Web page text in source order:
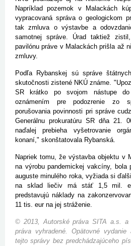
Napríklad pozemok v Malackách
vypracovaná správa o geologickom
tak zmluva o výstavbe a
samotnej správe. Úrad taktiež
pavilónu práve v Malackách prišla až
zmluvy.
Podľa Rybanskej sú správe
skutočnosti zistené NKÚ známe.
SR krátko po svojom nástupe
oznámením pre podozrenie zo
porušovania povinnosti pri správe
Generálnu prokuratúru SR dňa 21.
naďalej prebieha vyšetrovanie
konaní," skonštatovala Rybanská.
Napriek tomu, že výstavba objektu v
na výrobu pandemickej vakcíny, bola
auguste minulého roka, vyžiada si
na sklad liečiv má stáť 1,5 mil.
predstavujú náklady na
11 tis. eur na jej stráženie.
© 2013, Autorské práva SITA a.s. a
práva vyhradené. Opätovné vydanie
tejto správy bez predchádzajúceho